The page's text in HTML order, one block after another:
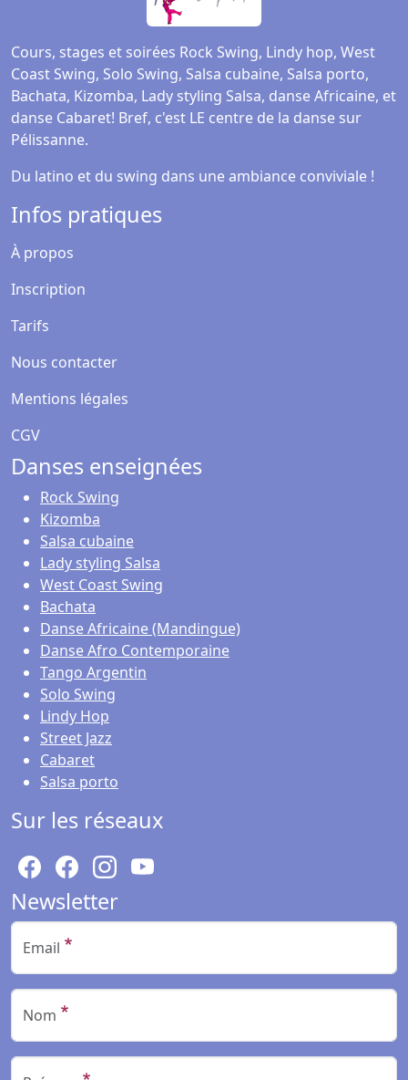
Cours, stages et soirées Rock Swing, Lindy hop, West
Coast Swing, Solo Swing, Salsa cubaine, Salsa porto,
Bachata, Kizomba, Lady styling Salsa, danse Africaine, et
danse Cabaret! Bref, c'est LE centre de la danse sur
Pélissanne.
Du latino et du swing dans une ambiance conviviale !
Infos pratiques
À propos
Inscription
Tarifs
Nous contacter
Mentions légales
CGV
Danses enseignées
Rock Swing
Kizomba
Salsa cubaine
Lady styling Salsa
West Coast Swing
Bachata
Danse Africaine (Mandingue)
Danse Afro Contemporaine
Tango Argentin
Solo Swing
Lindy Hop
Street Jazz
Cabaret
Salsa porto
Sur les réseaux
Newsletter
Email
Nom